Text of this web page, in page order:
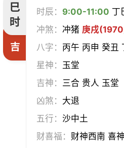
巳
时
吉
时辰： 9:00-11:00 丁
冲煞：冲猪 庚戌
八字： 丙午 丙申 癸丑
星神： 玉堂
吉神： 三合 贵人 玉堂
凶煞： 大退
五行：沙中土
财喜福： 财神西南 喜